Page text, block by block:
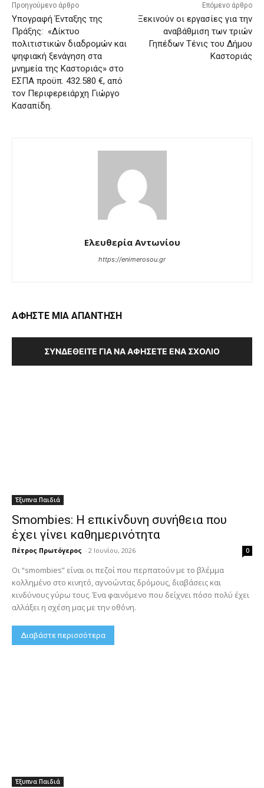
Προηγούμενο άρθρο
Υπογραφή Ένταξης της
Πράξης: «Δίκτυο
πολιτιστικών διαδρομών και
ψηφιακή ξενάγηση στα
μνημεία της Καστοριάς» στο
ΕΣΠΑ προϋπ. 432.580 €, από
τον Περιφερειάρχη Γιώργο
Κασαπίδη.
Επόμενο άρθρο
Ξεκινούν οι εργασίες για την
αναβάθμιση των τριών
Γηπέδων Τένις του Δήμου
Καστοριάς
Ελευθερία Αντωνίου
https://enimerosou.gr
ΑΦΗΣΤΕ ΜΙΑ ΑΠΑΝΤΗΣΗ
ΣΥΝΔΕΘΕΊΤΕ ΓΙΑ ΝΑ ΑΦΉΣΕΤΕ ΈΝΑ ΣΧΌΛΙΟ
Έξυπνα Παιδιά
Smombies: Η επικίνδυνη συνήθεια που
έχει γίνει καθημερινότητα
Πέτρος Πρωτόγερος - 2 Ιουνίου, 2026 0
Οι “smombies” είναι οι πεζοί που περπατούν με το βλέμμα
κολλημένο στο κινητό, αγνοώντας δρόμους, διαβάσεις και
κινδύνους γύρω τους. Ένα φαινόμενο που δείχνει πόσο πολύ έχει
αλλάξει η σχέση μας με την οθόνη.
Διαβάστε περισσότερα
Έξυπνα Παιδιά